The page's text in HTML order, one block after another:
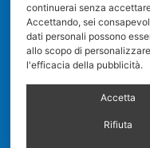
© 2025 Spasciani |Codice
continuerai senza
Accettando, sei
dati personali possono
allo scopo di
l'efficacia della pubblicità.
Accetta
Rifiuta